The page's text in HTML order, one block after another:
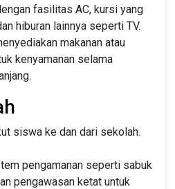
fasilitas AC, kursi yang
hiburan lainnya seperti TV.
makanan atau
kenyamanan selama
siswa ke dan dari sekolah.
pengamanan seperti sabuk
pengawasan ketat untuk